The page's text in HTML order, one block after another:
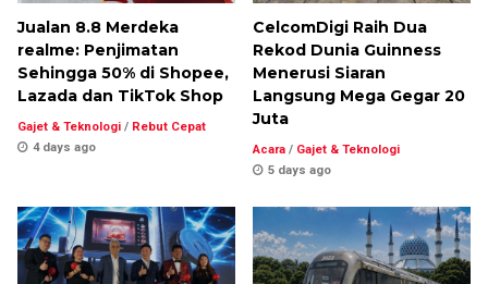
Jualan 8.8 Merdeka
realme: Penjimatan
Sehingga 50% di Shopee,
Lazada dan TikTok Shop
Gajet & Teknologi / Rebut Cepat
4 days ago
CelcomDigi Raih Dua
Rekod Dunia Guinness
Menerusi Siaran
Langsung Mega Gegar 20
Juta
Acara / Gajet & Teknologi
5 days ago